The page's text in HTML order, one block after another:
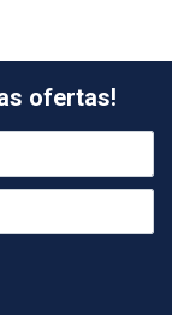
ofertas!